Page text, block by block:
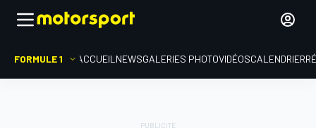
FORMULE 1 ACCUEIL NEWSGALERIES PHOTOVIDÉOSCALENDRIER